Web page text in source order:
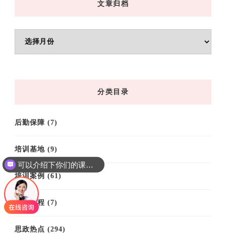
文章归档
章
分类目录
后勤保障 (7)
培训基地 (9)
培训案例 (61)
培训课程 (7)
思政热点 (294)